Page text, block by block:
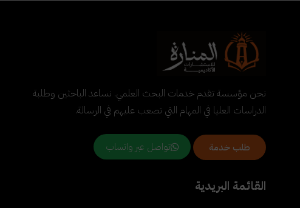
نحن مؤسسة تقدم خدمات البحث العلمي. نساعد الباحثين وطلبة
الدراسات العليا في المهام التي تصعب عليهم في الرسالة.
طلب خدمة تواصل عبر واتساب
القائمة البريدية